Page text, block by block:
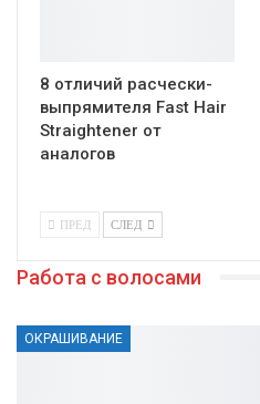
8 отличий расчески-
выпрямителя Fast Hair
Straightener от
аналогов
ПРЕД СЛЕД
Работа с волосами
ОКРАШИВАНИЕ